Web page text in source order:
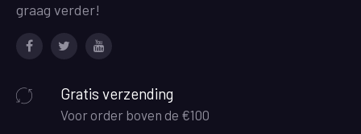
graag verder!
Gratis verzending
Voor order boven de €100